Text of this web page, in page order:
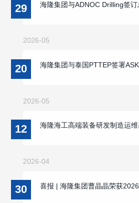
29
2026-05
20
2026-05
12 海隆海工高端装备研发制造运
2026-04
30